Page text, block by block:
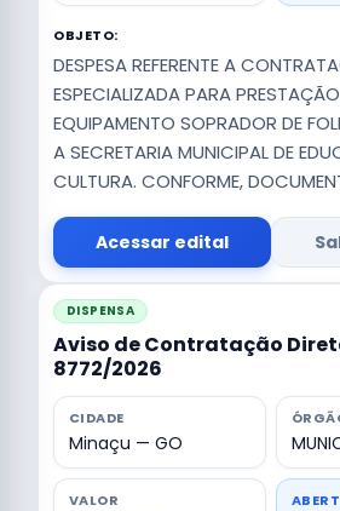
OBJETO:
DESPESA REFERENTE A
ESPECIALIZADA PARA
EQUIPAMENTO SOPRADOR DE
A SECRETARIA MUNICIPAL DE
CULTURA. CONFORME,
Acessar edital
DISPENSA
Aviso de Contratação
8772/2026
CIDADE
Minaçu — GO
VALOR